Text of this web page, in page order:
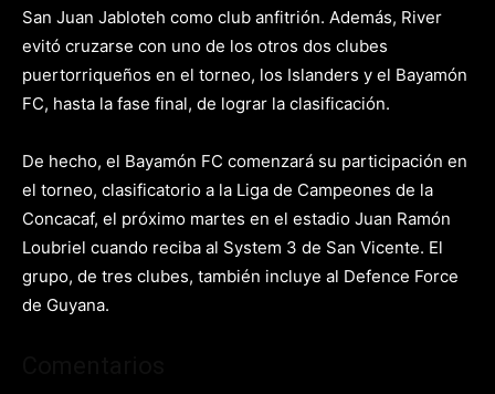
San Juan Jabloteh como club anfitrión. Además, River
evitó cruzarse con uno de los otros dos clubes
puertorriqueños en el torneo, los Islanders y el Bayamón
FC, hasta la fase final, de lograr la clasificación.
De hecho, el Bayamón FC comenzará su participación en
el torneo, clasificatorio a la Liga de Campeones de la
Concacaf, el próximo martes en el estadio Juan Ramón
Loubriel cuando reciba al System 3 de San Vicente. El
grupo, de tres clubes, también incluye al Defence Force
de Guyana.